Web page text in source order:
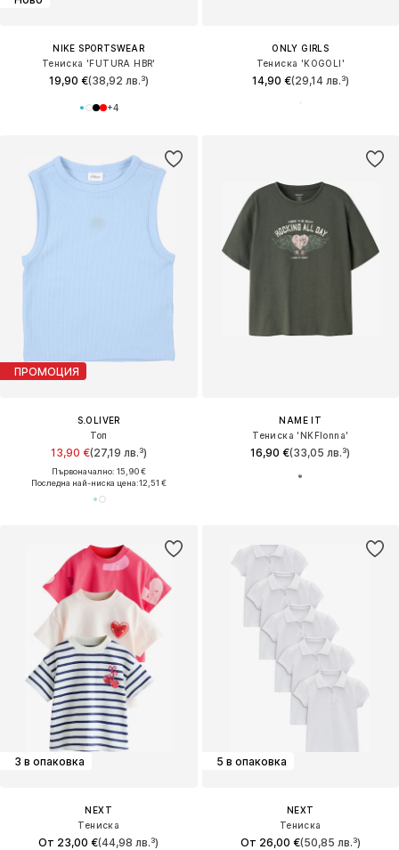
NIKE SPORTSWEAR
Тениска 'FUTURA HBR'
19,90 €(38,92 лв.³)
+4
ONLY GIRLS
Тениска 'KOGOLI'
14,90 €(29,14 лв.³)
ПРОМОЦИЯ
S.OLIVER
Топ
13,90 €(27,19 лв.³)
Първоначално: 15,90 €
Последна най-ниска цена:12,51 €
NAME IT
Тениска 'NKFlonna'
16,90 €(33,05 лв.³)
3 в опаковка
NEXT
Тениска
От 23,00 €(44,98 лв.³)
5 в опаковка
NEXT
Тениска
От 26,00 €(50,85 лв.³)